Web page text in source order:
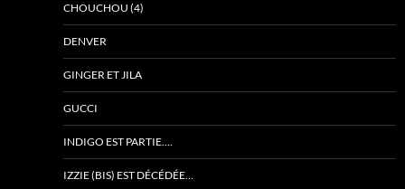
CHOUCHOU (4)
DENVER
GINGER ET JILA
GUCCI
INDIGO EST PARTIE….
IZZIE (BIS) EST DÉCÉDÉE…